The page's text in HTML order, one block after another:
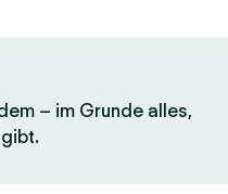
– im Grunde alles,